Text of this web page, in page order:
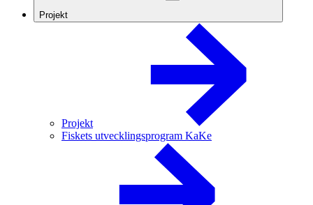
Projekt
Projekt
Fiskets utvecklingsprogram KaKe